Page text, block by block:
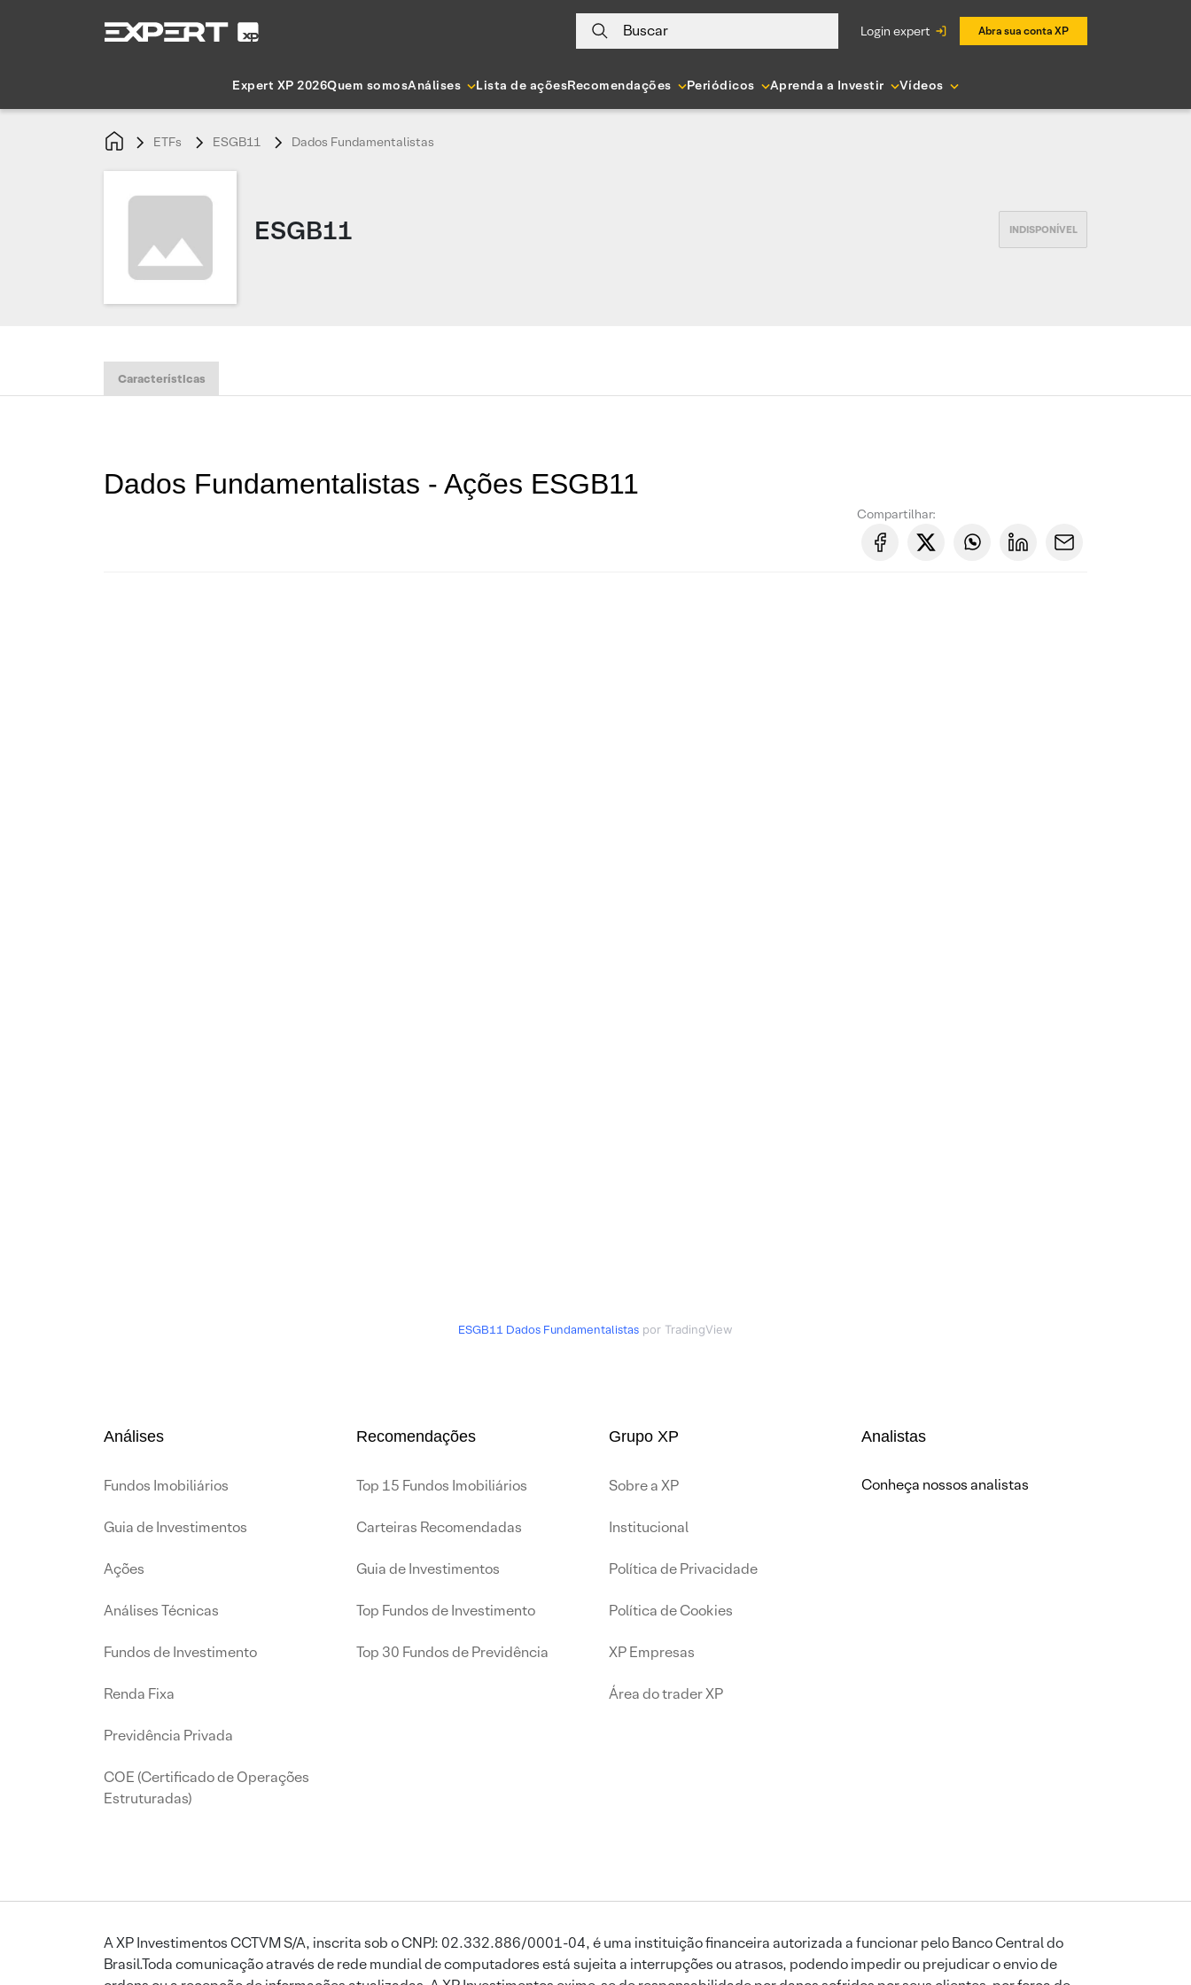
Buscar login expert Abra sua conta XP
Expert XP 2026Quem somosAnálises Lista de açõesRecomendações Periódicos Aprenda a Investir Vídeos
ETFs ESGB11 Dados Fundamentalistas
ESGB11
Características
Dados Fundamentalistas - Ações ESGB11
Compartilhar:
ESGB11 Dados Fundamentalistas por TradingView
Análises
Fundos Imobiliários
Guia de Investimentos
Ações
Análises Técnicas
Fundos de Investimento
Renda Fixa
Previdência Privada
COE (Certificado de Operações
Estruturadas)
Recomendações
Top 15 Fundos Imobiliários
Carteiras Recomendadas
Guia de Investimentos
Top Fundos de Investimento
Top 30 Fundos de Previdência
Grupo XP
Sobre a XP
Institucional
Política de Privacidade
Política de Cookies
XP Empresas
Área do trader XP
Analistas
Conheça nossos analistas
A XP Investimentos CCTVM S/A, inscrita sob o CNPJ: 02.332.886/0001-04, é uma instituição financeira autorizada a funcionar pelo Banco Central do
Brasil.Toda comunicação através de rede mundial de computadores está sujeita a interrupções ou atrasos, podendo impedir ou prejudicar o envio de